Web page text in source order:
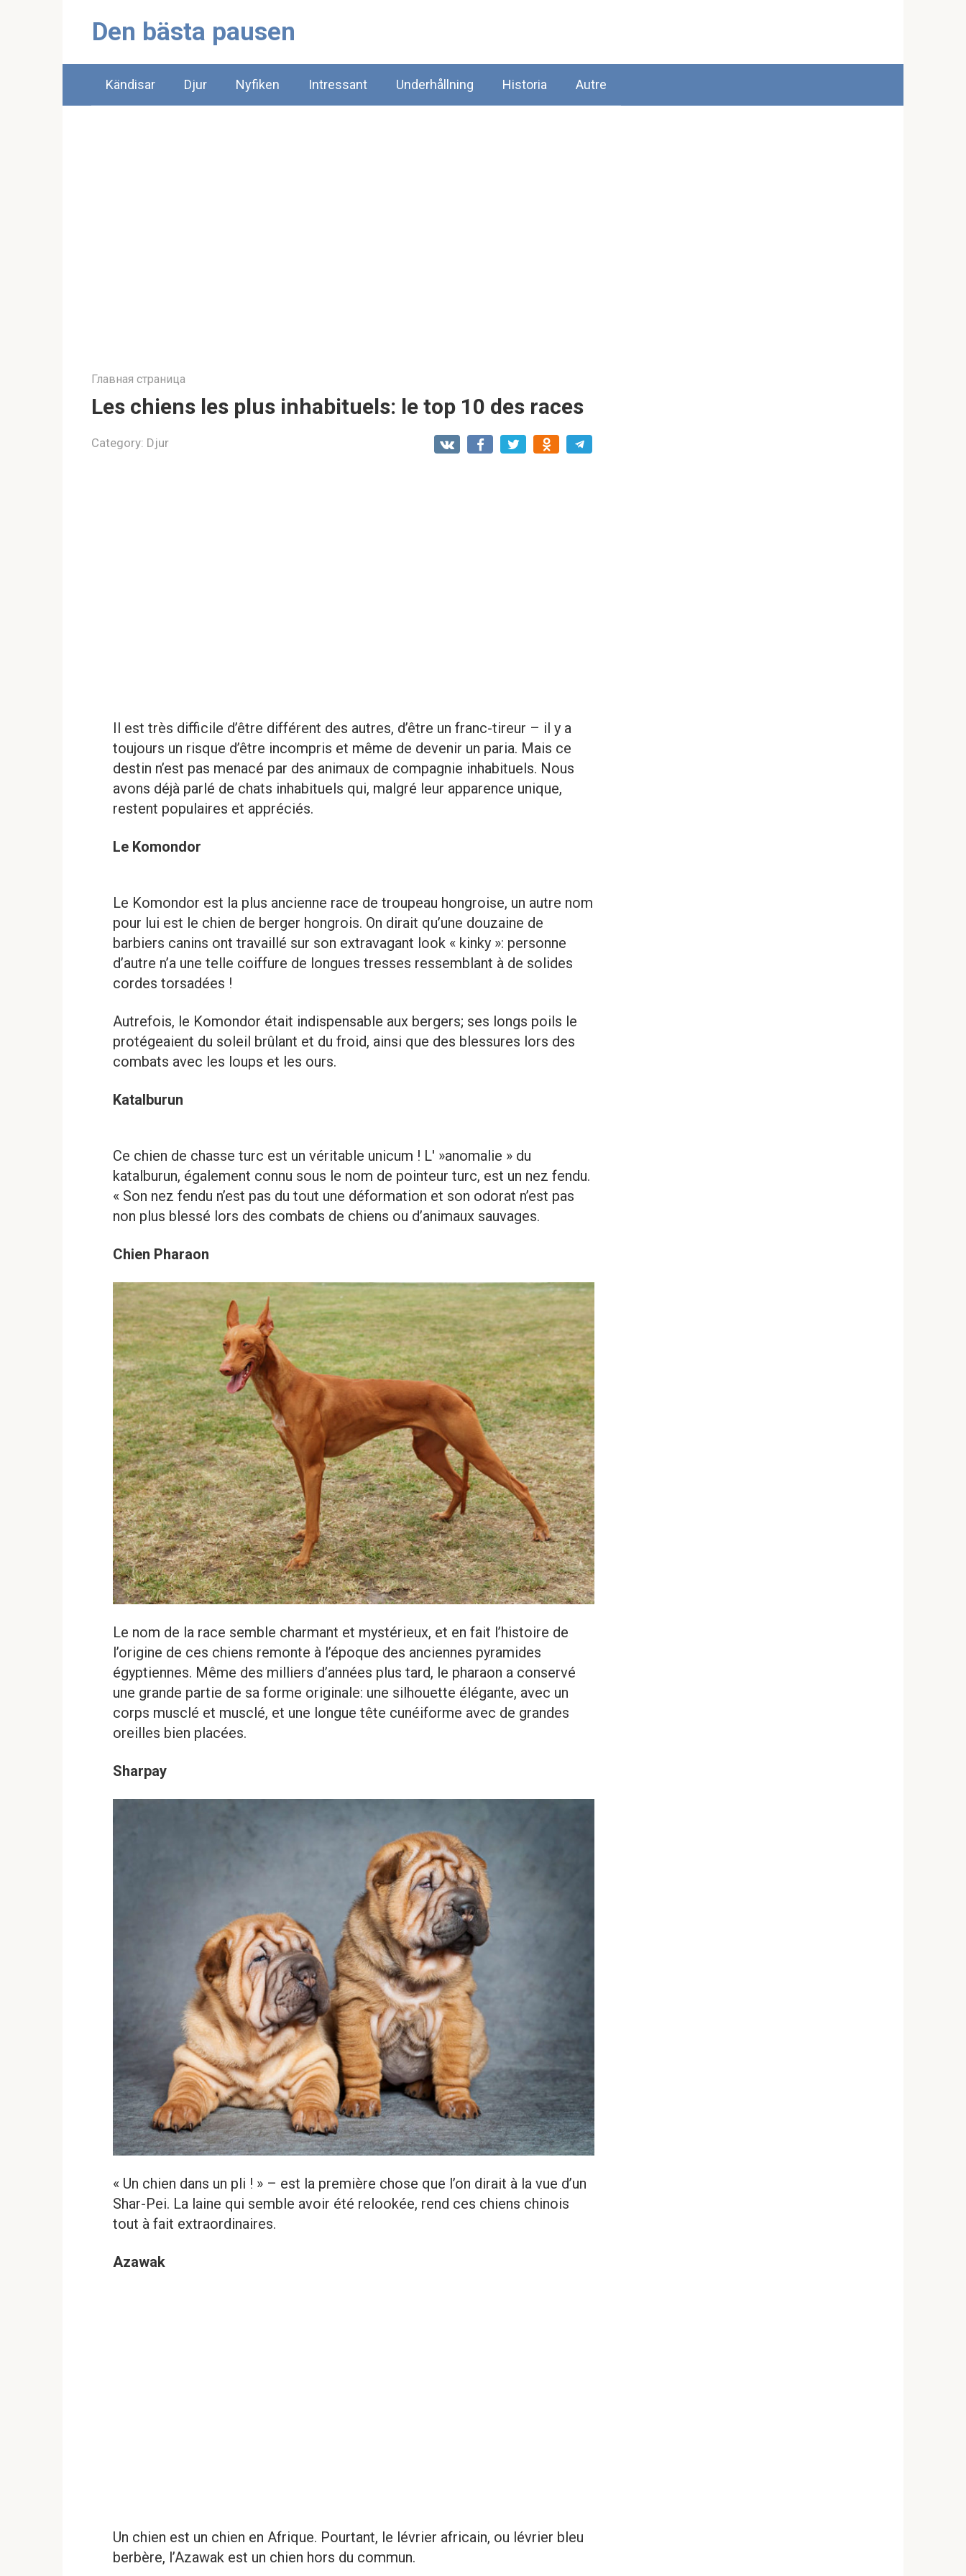
Den bästa pausen
Kändisar Djur Nyfiken Intressant Underhållning Historia Autre
Главная страница
Les chiens les plus inhabituels: le top 10 des races
Category: Djur
Il est très difficile d’être différent des autres, d’être un franc-tireur – il y a
toujours un risque d’être incompris et même de devenir un paria. Mais ce
destin n’est pas menacé par des animaux de compagnie inhabituels. Nous
avons déjà parlé de chats inhabituels qui, malgré leur apparence unique,
restent populaires et appréciés.
Le Komondor
Le Komondor est la plus ancienne race de troupeau hongroise, un autre nom
pour lui est le chien de berger hongrois. On dirait qu’une douzaine de
barbiers canins ont travaillé sur son extravagant look « kinky »: personne
d’autre n’a une telle coiffure de longues tresses ressemblant à de solides
cordes torsadées !
Autrefois, le Komondor était indispensable aux bergers; ses longs poils le
protégeaient du soleil brûlant et du froid, ainsi que des blessures lors des
combats avec les loups et les ours.
Katalburun
Ce chien de chasse turc est un véritable unicum ! L' »anomalie » du
katalburun, également connu sous le nom de pointeur turc, est un nez fendu.
« Son nez fendu n’est pas du tout une déformation et son odorat n’est pas
non plus blessé lors des combats de chiens ou d’animaux sauvages.
Chien Pharaon
Le nom de la race semble charmant et mystérieux, et en fait l’histoire de
l’origine de ces chiens remonte à l’époque des anciennes pyramides
égyptiennes. Même des milliers d’années plus tard, le pharaon a conservé
une grande partie de sa forme originale: une silhouette élégante, avec un
corps musclé et musclé, et une longue tête cunéiforme avec de grandes
oreilles bien placées.
Sharpay
« Un chien dans un pli ! » – est la première chose que l’on dirait à la vue d’un
Shar-Pei. La laine qui semble avoir été relookée, rend ces chiens chinois
tout à fait extraordinaires.
Azawak
Un chien est un chien en Afrique. Pourtant, le lévrier africain, ou lévrier bleu
berbère, l’Azawak est un chien hors du commun.